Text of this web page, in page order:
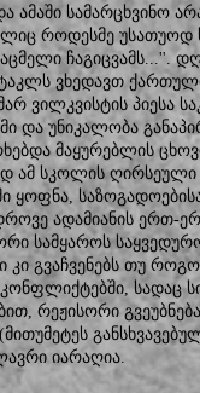
ამაში სამარცხვინო
როდესმე უსათუოდ
ჩაგიცვამს...''.
ვხედავთ
ვილკვისტის პიესა
და უნიკალობა
მაყურებლის
ამ სკოლის
ყოფნა,
ადამიანის ერთ-
სამყაროს
კი გვაჩვენებს თუ
სადაც
რეჟისორი
იარაღია.